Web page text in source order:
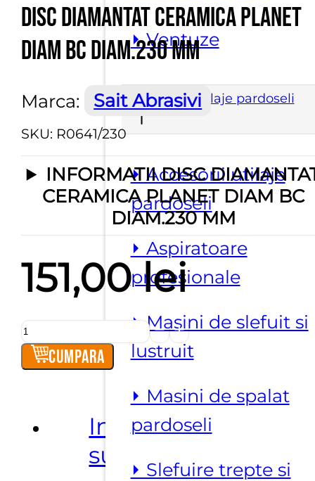
⏵ Ventuze
Scule si utilaje pardoseli
⏵ Accesorii utilaje
pardoseli
⏵ Aspiratoare
profesionale
⏵ Masini de slefuit si
lustruit
⏵ Masini de spalat
pardoseli
⏵ Slefuire trepte si
Disc diamantat ceramica Planet
Diam BC diam.230 mm
Marca: Sait Abrasivi
SKU: R0641/230
INFORMATII DISC
CERAMICA PLANET DIAM BC
DIAM.230 MM
151,00lei
Cantitate
Disc
diamantat
Diam
Cumpara
Informatii
suplimentare